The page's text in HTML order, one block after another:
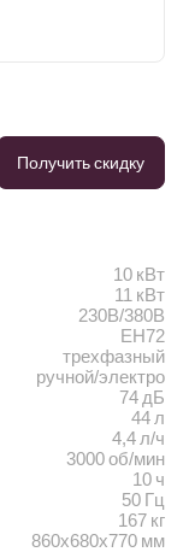
Получить скидку
10 кВт
11 кВт
230В/380В
EH72
трехфазный
ручной/электро
74 дБ
44 л
4,4 л/ч
3000 об/мин
10 ч
50 Гц
167 кг
860x680x770 мм